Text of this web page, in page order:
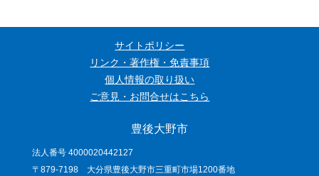
サイトポリシー
リンク・著作権・免責事項
個人情報の取り扱い
ご意見・お問合せはこちら
豊後大野市
法人番号 4000020442127
〒879-7198 大分県豊後大野市三重町市場1200番地